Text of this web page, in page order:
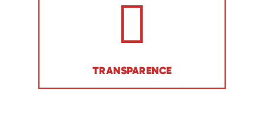
TRANSPARENCE